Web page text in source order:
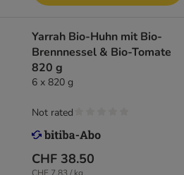
Yarrah Bio-Huhn mit Bio-
Brennnessel & Bio-Tomate
820 g
6 x 820 g
CHF 38.50
Not rated